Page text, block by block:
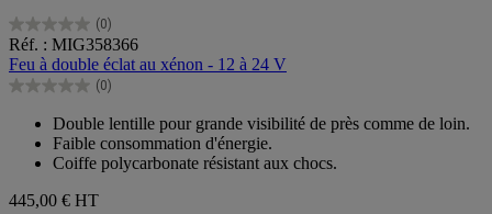
(0)
0.0
sur
5
étoiles.
Réf. : MIG358366
Feu à double éclat au xénon - 12 à 24 V
(0)
0.0
étoiles.
Double lentille pour grande visibilité de près comme de loin.
Faible consommation d'énergie.
Coiffe polycarbonate résistant aux chocs.
445,00 € HT